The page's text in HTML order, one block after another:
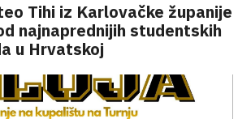
Tihi iz Karlovačke županije
najnaprednijih studentskih
u Hrvatskoj